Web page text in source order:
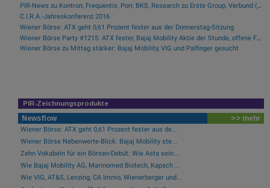
PIR-News zu Kontron, Frequentis, Porr, BKS, Research zu Erste Group, Verbund (Christine Petzwinkler)
C.I.R.A.-Jahreskonferenz 2016
Wiener Börse: ATX geht 0,61 Prozent fester aus der Donnerstag-Sitzung
Wiener Börse Party #1215: ATX fester, Bajaj Mobility Aktie der Stunde, offene Fragen bei Fitgroup
Wiener Börse zu Mittag stärker: Bajaj Mobility, VIG und Palfinger gesucht
PIR-Zeichnungsprodukte
Newsflow >> mehr
Wiener Börse: ATX geht 0,61 Prozent fester aus de...
Wiener Börse Nebenwerte-Blick: Bajaj Mobility ste...
Zehn Vokabeln für ein Börsen-Debüt: Wie Asta sein...
Wie Bajaj Mobility AG, Marinomed Biotech, Kapsch ...
Wie VIG, AT&S, Lenzing, CA Immo, Wienerberger und...